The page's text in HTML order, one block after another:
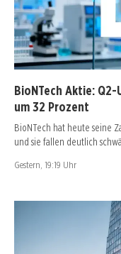
BioNTech Aktie:
um 32 Prozent
BioNTech hat heute seine
und sie fallen deutlich
Gestern, 19:19 Uhr